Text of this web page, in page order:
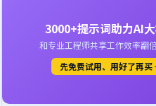
3000+提示词助力AI
和专业工程师共享工作效率翻
先免费试用、用好了再